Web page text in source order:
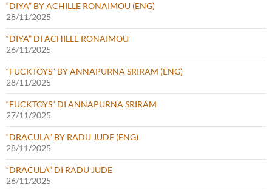
“DIYA” BY ACHILLE RONAIMOU (ENG)
28/11/2025
“DIYA” DI ACHILLE RONAIMOU
26/11/2025
“FUCKTOYS” BY ANNAPURNA SRIRAM (ENG)
28/11/2025
“FUCKTOYS” DI ANNAPURNA SRIRAM
27/11/2025
“DRACULA” BY RADU JUDE (ENG)
28/11/2025
“DRACULA” DI RADU JUDE
26/11/2025